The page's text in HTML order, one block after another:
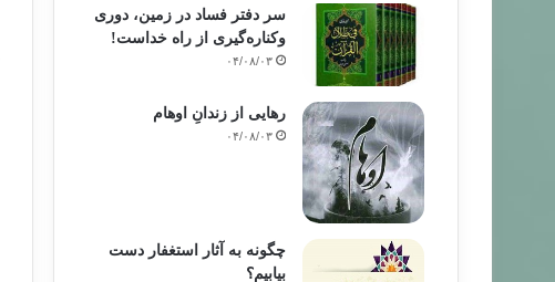
سر دفتر فساد در زمین‌، دوری
وکناره‌گیری از راه خداست‌!
۰۴/۰۸/۰۳
رهایی از زندانِ اوهام
۰۴/۰۸/۰۳
چگونه به آثار استغفار دست
بیابیم؟